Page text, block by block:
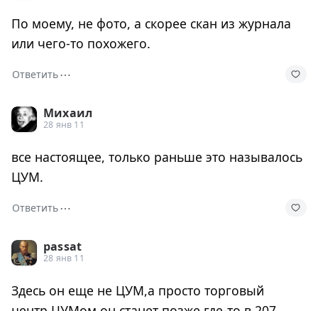
По моему, не фото, а скорее скан из журнала
или чего-то похожего.
Ответить⋯
Михаил
28 янв 11
все настоящее, только раньше это называлось
ЦУМ.
Ответить⋯
passat
28 янв 11
Здесь он еще не ЦУМ,а просто торговый